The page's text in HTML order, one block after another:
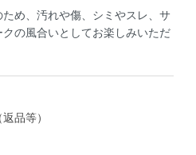
め、汚れや傷、シミやスレ、サ
の風合いとしてお楽しみいただ
品等）